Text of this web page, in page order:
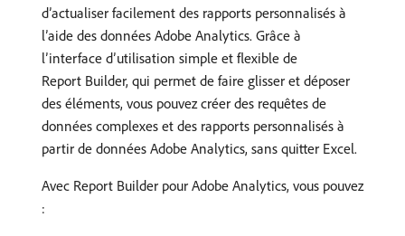
d’actualiser facilement des rapports personnalisés à
l’aide des données Adobe Analytics. Grâce à
lʼinterface d’utilisation simple et flexible de
Report Builder, qui permet de faire glisser et déposer
des éléments, vous pouvez créer des requêtes de
données complexes et des rapports personnalisés à
partir de données Adobe Analytics, sans quitter Excel.
Avec Report Builder pour Adobe Analytics, vous pouvez
: